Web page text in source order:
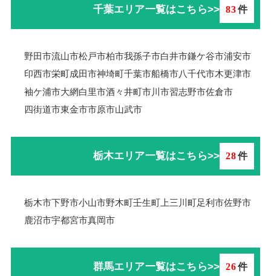
千葉エリア一覧はこちら>> 83件
野田市流山市松戸市柏市我孫子市白井市鎌ケ谷市浦安市
印西市栄町成田市神埼町千葉市船橋市八千代市木更津市
袖ケ浦市大網白里市酒々井町市川市習志野市佐倉市
四街道市東金市市原市山武市
栃木エリア一覧はこちら>> 28件
栃木市下野市小山市野木町壬生町 上三川町足利市佐野市
鹿沼市宇都宮市真岡市
群馬エリア一覧はこちら>> 26件